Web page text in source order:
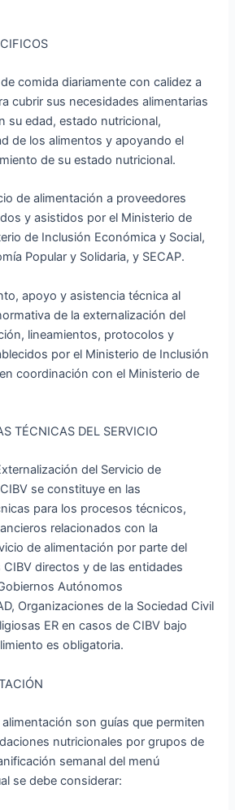
comida diariamente con calidez a
cubrir sus necesidades alimentarias
su edad, estado nutricional,
de los alimentos y apoyando el
de su estado nutricional.
de alimentación a proveedores
y asistidos por el Ministerio de
de Inclusión Económica y Social,
Popular y Solidaria, y SECAP.
apoyo y asistencia técnica al
de la externalización del
lineamientos, protocolos y
por el Ministerio de Inclusión
coordinación con el Ministerio de
TÉCNICAS DEL SERVICIO
del Servicio de
se constituye en las
para los procesos técnicos,
relacionados con la
de alimentación por parte del
CIBV directos y de las entidades
Autónomos
Organizaciones de la Sociedad Civil
ER en casos de CIBV bajo
es obligatoria.
son guías que permiten
nutricionales por grupos de
semanal del menú
se debe considerar: